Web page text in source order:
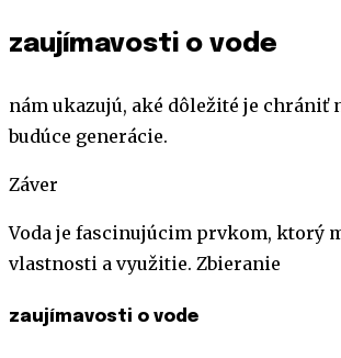
zaujímavosti o vode
nám ukazujú, aké dôležité je chrániť
budúce generácie.
Záver
Voda je fascinujúcim prvkom, ktorý
vlastnosti a využitie. Zbieranie
zaujímavosti o vode